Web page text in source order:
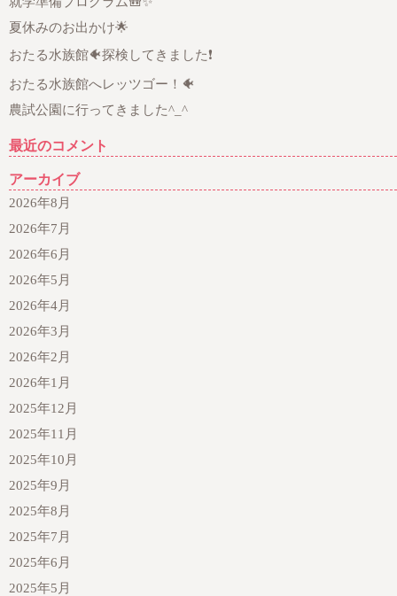
夏休みのお出かけ🌟
おたる水族館🐠探検してきました❗
おたる水族館へレッツゴー！🐠
農試公園に行ってきました^_^
最近のコメント
アーカイブ
2026年8月
2026年7月
2026年6月
2026年5月
2026年4月
2026年3月
2026年2月
2026年1月
2025年12月
2025年11月
2025年10月
2025年9月
2025年8月
2025年7月
2025年6月
2025年5月